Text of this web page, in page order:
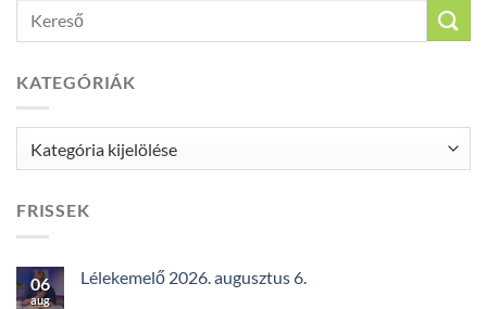
KATEGÓRIÁK
FRISSEK
06
aug
Lélekemelő 2026. augusztus 6.